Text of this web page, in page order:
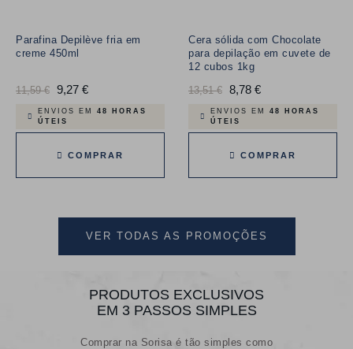
Parafina Depilève fria em
creme 450ml
Preço
normal
11,59 € 9,27 €Preço
ENVIOS EM 48 HORAS
ÚTEIS
COMPRAR
Cera sólida com Chocolate
para depilação em cuvete de
12 cubos 1kg
Preço
normal
13,51 € 8,78 €Preço
ENVIOS EM 48 HORAS
ÚTEIS
COMPRAR
VER TODAS AS PROMOÇÕES
PRODUTOS EXCLUSIVOS
EM 3 PASSOS SIMPLES
Comprar na Sorisa é tão simples como